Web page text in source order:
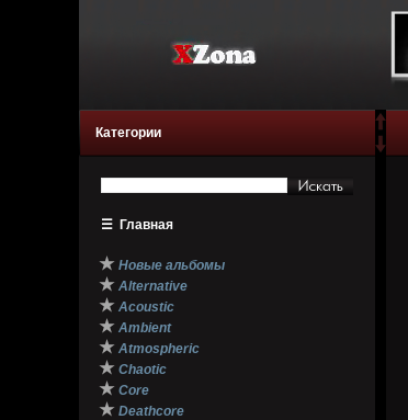
Категории
☰ Главная
★ Новые альбомы
★ Alternative
★ Acoustic
★ Ambient
★ Atmospheric
★ Chaotic
★ Core
★ Deathcore